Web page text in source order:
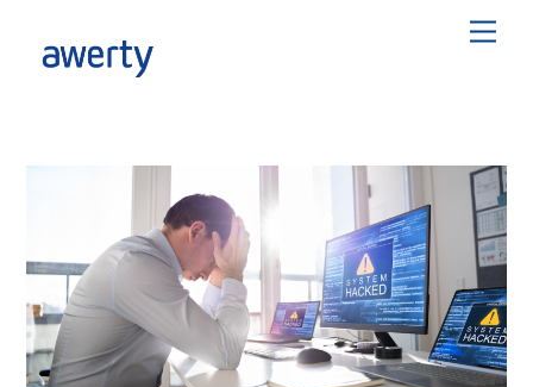
content